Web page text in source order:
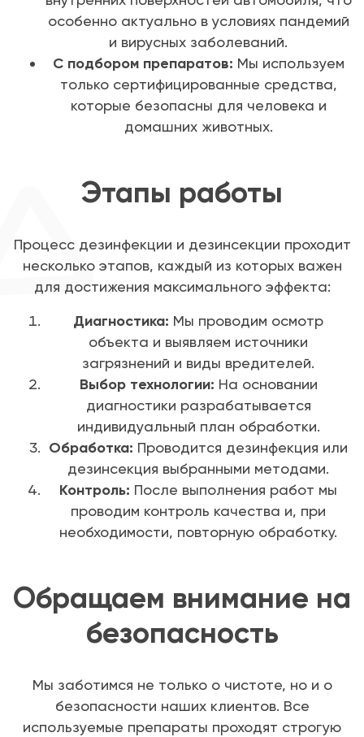
особенно актуально в условиях пандемий
и вирусных заболеваний.
С подбором препаратов: Мы используем
только сертифицированные средства,
которые безопасны для человека и
домашних животных.
Этапы работы
Процесс дезинфекции и дезинсекции проходит
несколько этапов, каждый из которых важен
для достижения максимального эффекта:
Диагностика: Мы проводим осмотр
объекта и выявляем источники
загрязнений и виды вредителей.
Выбор технологии: На основании
диагностики разрабатывается
индивидуальный план обработки.
Обработка: Проводится дезинфекция или
дезинсекция выбранными методами.
Контроль: После выполнения работ мы
проводим контроль качества и, при
необходимости, повторную обработку.
Обращаем внимание на
безопасность
Мы заботимся не только о чистоте, но и о
безопасности наших клиентов. Все
используемые препараты проходят строгую